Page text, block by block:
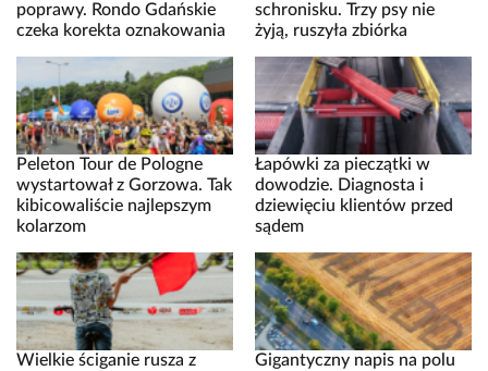
poprawy. Rondo Gdańskie
czeka korekta oznakowania
schronisku. Trzy psy nie
żyją, ruszyła zbiórka
Peleton Tour de Pologne
wystartował z Gorzowa. Tak
kibicowaliście najlepszym
kolarzom
Łapówki za pieczątki w
dowodzie. Diagnosta i
dziewięciu klientów przed
sądem
Wielkie ściganie rusza z
Gigantyczny napis na polu